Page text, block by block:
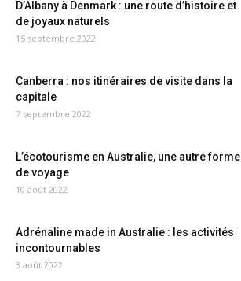
D’Albany à Denmark : une route d’histoire et
de joyaux naturels
15 septembre 2022
Canberra : nos itinéraires de visite dans la
capitale
7 septembre 2022
L’écotourisme en Australie, une autre forme
de voyage
10 août 2022
Adrénaline made in Australie : les activités
incontournables
3 août 2022